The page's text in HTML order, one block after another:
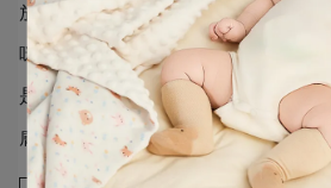
放枕頭支撐脊椎，減少受到壓力而
咪，在挑選月亮枕的時候，也要特別
是否有隱藏拉鍊的設計，避免引起
膚的狀況唷。